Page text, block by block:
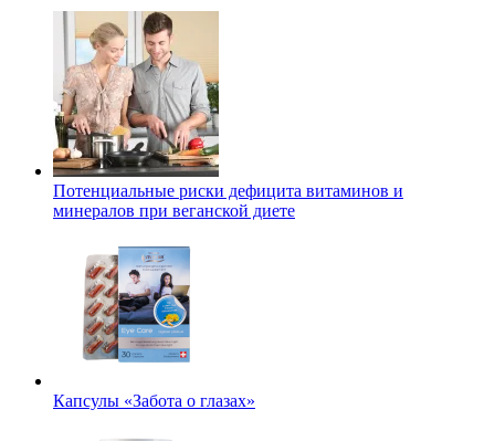
Потенциальные риски дефицита витаминов и
минералов при веганской диете
Капсулы «Забота о глазах»